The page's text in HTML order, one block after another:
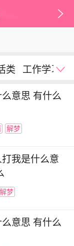
类
工作学习
梦见爬山
打架
意思 有什么
解梦
我是什么意
解梦
意思 有什么